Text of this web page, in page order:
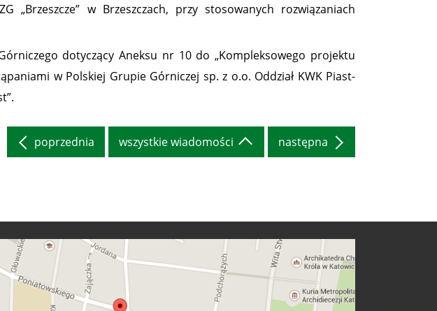
„Brzeszcze” w Brzeszczach, przy stosowanych rozwiązaniach
dotyczący Aneksu nr 10 do „Kompleksowego projektu
w Polskiej Grupie Górniczej sp. z o.o. Oddział KWK Piast-
poprzednia wszystkie wiadomości następna